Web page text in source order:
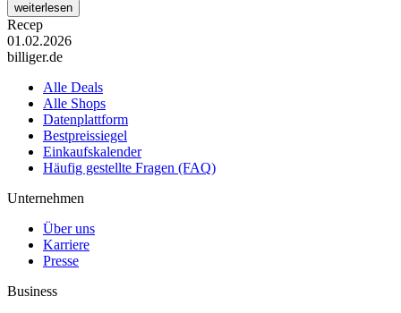
weiterlesen
Recep
01.02.2026
billiger.de
Alle Deals
Alle Shops
Datenplattform
Bestpreissiegel
Einkaufskalender
Häufig gestellte Fragen (FAQ)
Unternehmen
Über uns
Karriere
Presse
Business